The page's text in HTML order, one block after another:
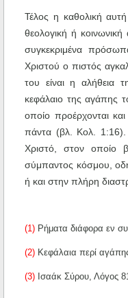
Τέλος η καθολική
θεολογική ή
συγκεκριμένα
Χριστού ο πιστός
του είναι η αλήθεια
κεφάλαιο της αγάπης
οποίο προέρχονται
πάντα (βλ. Κολ.
Χριστό, στον οποίο
σύμπαντος κόσμου,
ή και στην πλήρη
(1) Ρήματα διάφορα εν
(2) Κεφάλαια περί
(3) Ισαάκ Σύρου, Λόγος